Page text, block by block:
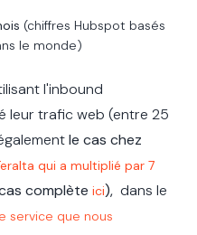
(chiffres Hubspot basés
le monde)
l'inbound
leur trafic web (entre 25
le cas chez
qui a multiplié par 7
complète ici), dans le
service que nous